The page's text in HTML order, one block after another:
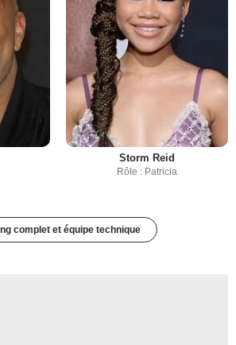
Storm Reid
Rôle : Patricia
complet et équipe technique